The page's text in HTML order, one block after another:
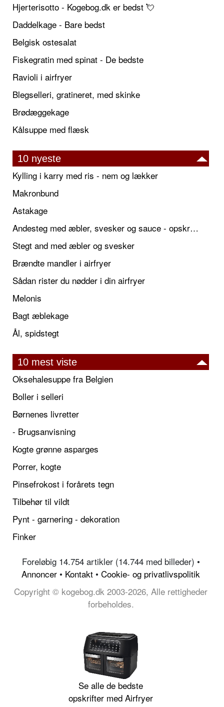
Hjerterisotto - Kogebog.dk er bedst 💘
Daddelkage - Bare bedst
Belgisk ostesalat
Fiskegratin med spinat - De bedste
Ravioli i airfryer
Blegselleri, gratineret, med skinke
Brødæggekage
Kålsuppe med flæsk
10 nyeste
Kylling i karry med ris - nem og lækker
Makronbund
Astakage
Andesteg med æbler, svesker og sauce - opskrift også til jul
Stegt and med æbler og svesker
Brændte mandler i airfryer
Sådan rister du nødder i din airfryer
Melonis
Bagt æblekage
Ål, spidstegt
10 mest viste
Oksehalesuppe fra Belgien
Boller i selleri
Børnenes livretter
- Brugsanvisning
Kogte grønne asparges
Porrer, kogte
Pinsefrokost i forårets tegn
Tilbehør til vildt
Pynt - garnering - dekoration
Finker
Foreløbig 14.754 artikler (14.744 med billeder) •
Annoncer • Kontakt • Cookie- og privatlivspolitik
Copyright © kogebog.dk 2003-2026, Alle rettigheder
forbeholdes.
Se alle de bedste
opskrifter med Airfryer